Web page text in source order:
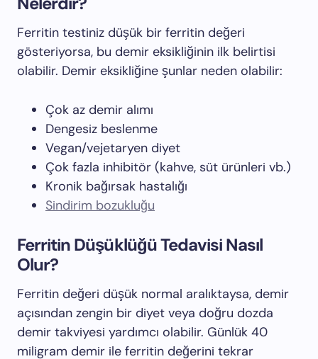
Ferritin testiniz düşük bir ferritin değeri
gösteriyorsa, bu demir eksikliğinin ilk belirtisi
olabilir. Demir eksikliğine şunlar neden olabilir:
Çok az demir alımı
Dengesiz beslenme
Vegan/vejetaryen diyet
Çok fazla inhibitör (kahve, süt ürünleri vb.)
Kronik bağırsak hastalığı
Sindirim bozukluğu
Ferritin Düşüklüğü Tedavisi Nasıl
Olur?
Ferritin değeri düşük normal aralıktaysa, demir
açısından zengin bir diyet veya doğru dozda
demir takviyesi yardımcı olabilir. Günlük 40
miligram demir ile ferritin değerini tekrar